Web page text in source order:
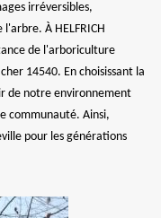
irréversibles,
À HELFRICH
de l'arboriculture
14540. En choisissant la
de notre environnement
communauté. Ainsi,
pour les générations